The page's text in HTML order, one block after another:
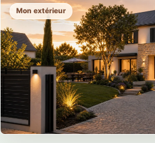
Mon extérieur